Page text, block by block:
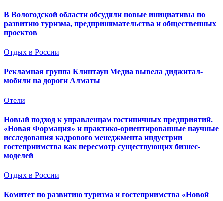
В Вологодской области обсудили новые инициативы по
развитию туризма, предпринимательства и общественных
проектов
Отдых в России
Рекламная группа Клинтаун Медиа вывела диджитал-
мобили на дороги Алматы
Отели
Новый подход к управленцам гостиничных предприятий.
«Новая Формация» и практико-ориентированные научные
исследования кадрового менеджмента индустрии
гостеприимства как пересмотр существующих бизнес-
моделей
Отдых в России
Комитет по развитию туризма и гостеприимства «Новой